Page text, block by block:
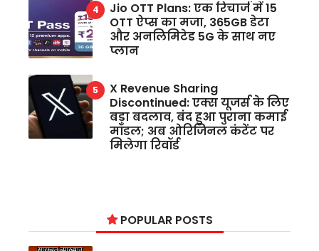
Jio OTT Plans: एक रिचार्ज में 15
OTT ऐप्स का मजा, 365GB डेटा
और अनलिमिटेड 5G के साथ नए
प्लान
X Revenue Sharing
Discontinued: एक्स यूजर्स के लिए
बड़ा बदलाव, बंद हुआ पुराना कमाई
मॉडल; अब ओरिजिनल कंटेंट पर
मिलेगा रिवॉर्ड
POPULAR POSTS